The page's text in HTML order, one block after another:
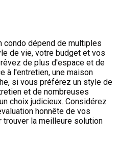
condo dépend de multiples
de vie, votre budget et vos
de plus d'espace et de
à l'entretien, une maison
si vous préférez un style de
et de nombreuses
choix judicieux. Considérez
honnête de vos
la meilleure solution